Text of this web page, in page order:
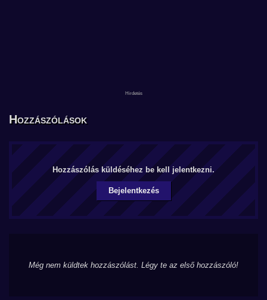
Hozzászólások
Hozzászólás küldéséhez be kell jelentkezni.
Bejelentkezés
Még nem küldtek hozzászólást. Légy te az első hozzászóló!